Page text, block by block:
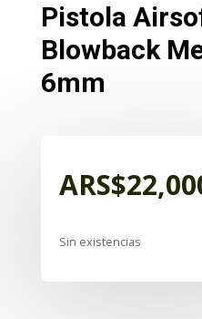
Pistola
Blowback
6mm
ARS$
Sin existencias